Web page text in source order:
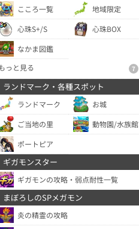
こころ一覧
地域限定
心珠S+/S
心珠BOX
なかま図鑑
っと見る
7
ランドマーク・各種スポット
ランドマーク
お城
ご当地の里
動物園/水族館
ポートピア
ギガモンスター
ギガモンの攻略・弱点耐性一覧
まぼろしのSPメガモン
炎の精霊の攻略